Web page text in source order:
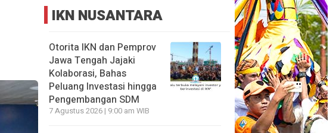
IKN NUSANTARA
Otorita IKN dan Pemprov
Jawa Tengah Jajaki
Kolaborasi, Bahas
Peluang Investasi hingga
Pengembangan SDM
7 Agustus 2026 | 9:00 am WIB